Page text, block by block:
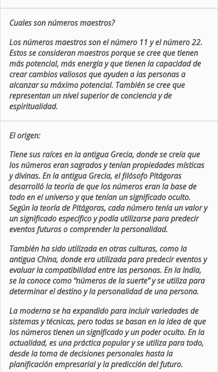
Cuales son números maestros?
Los números maestros son el número 11 y el número 22.
Estos se consideran maestros porque se cree que tienen
más potencial, más energía y que tienen la capacidad de
crear cambios valiosos que ayuden a las personas a
alcanzar su máximo potencial. También se cree que
representan un nivel superior de conciencia y de
espiritualidad.
El origen:
Tiene sus raíces en la antigua Grecia, donde se creía que
los números eran sagrados y tenían propiedades místicas
y divinas. En la antigua Grecia, el filósofo Pitágoras
desarrolló la teoría de que los números eran la base de
todo en el universo y que tenían un significado oculto.
Según la teoría de Pitágoras, cada número tenía un valor y
un significado específico y podía utilizarse para predecir
eventos futuros o comprender la personalidad.
También ha sido utilizada en otras culturas, como la
antigua China, donde era utilizada para predecir eventos y
evaluar la compatibilidad entre las personas. En la India,
se la conoce como “números de la suerte” y se utiliza para
determinar el destino y la personalidad de una persona.
La moderna se ha expandido para incluir variedades de
sistemas y técnicas, pero todas se basan en la idea de que
los números tienen un significado y un poder oculto. En la
actualidad, es una práctica popular y se utiliza para todo,
desde la toma de decisiones personales hasta la
planificación empresarial y la predicción del futuro.